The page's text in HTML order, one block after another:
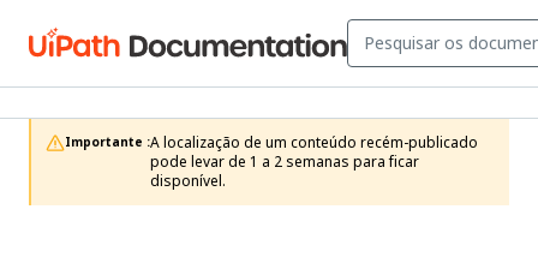
Importante :A localização de um conteúdo recém-publicado
pode levar de 1 a 2 semanas para ficar
disponível.